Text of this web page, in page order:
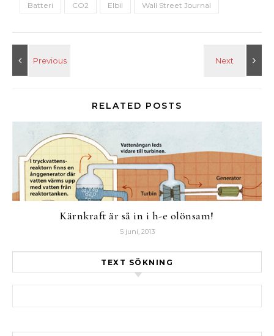
Batteri CO2 Elbil Wall Street Journal
RELATED POSTS
Kärnkraft är så in i h-e olönsam!
5 juni, 2013
TEXT SÖKNING